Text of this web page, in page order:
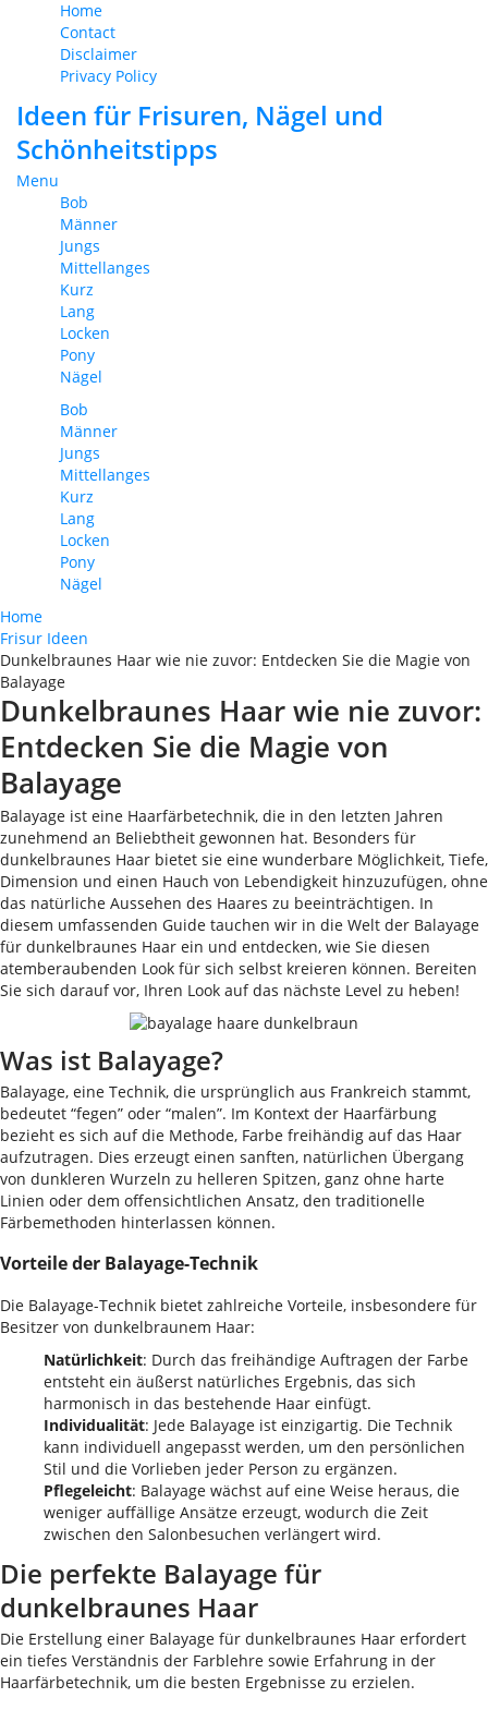
Home
Contact
Disclaimer
Privacy Policy
Ideen für Frisuren, Nägel und
Schönheitstipps
Menu
Bob
Männer
Jungs
Mittellanges
Kurz
Lang
Locken
Pony
Nägel
Bob
Männer
Jungs
Mittellanges
Kurz
Lang
Locken
Pony
Nägel
Home
Frisur Ideen
Dunkelbraunes Haar wie nie zuvor: Entdecken Sie die Magie von
Balayage
Dunkelbraunes Haar wie nie zuvor:
Entdecken Sie die Magie von
Balayage
Balayage ist eine Haarfärbetechnik, die in den letzten Jahren
zunehmend an Beliebtheit gewonnen hat. Besonders für
dunkelbraunes Haar bietet sie eine wunderbare Möglichkeit, Tiefe,
Dimension und einen Hauch von Lebendigkeit hinzuzufügen, ohne
das natürliche Aussehen des Haares zu beeinträchtigen. In
diesem umfassenden Guide tauchen wir in die Welt der Balayage
für dunkelbraunes Haar ein und entdecken, wie Sie diesen
atemberaubenden Look für sich selbst kreieren können. Bereiten
Sie sich darauf vor, Ihren Look auf das nächste Level zu heben!
Was ist Balayage?
Balayage, eine Technik, die ursprünglich aus Frankreich stammt,
bedeutet “fegen” oder “malen”. Im Kontext der Haarfärbung
bezieht es sich auf die Methode, Farbe freihändig auf das Haar
aufzutragen. Dies erzeugt einen sanften, natürlichen Übergang
von dunkleren Wurzeln zu helleren Spitzen, ganz ohne harte
Linien oder dem offensichtlichen Ansatz, den traditionelle
Färbemethoden hinterlassen können.
Vorteile der Balayage-Technik
Die Balayage-Technik bietet zahlreiche Vorteile, insbesondere für
Besitzer von dunkelbraunem Haar:
Natürlichkeit: Durch das freihändige Auftragen der Farbe
entsteht ein äußerst natürliches Ergebnis, das sich
harmonisch in das bestehende Haar einfügt.
Individualität: Jede Balayage ist einzigartig. Die Technik
kann individuell angepasst werden, um den persönlichen
Stil und die Vorlieben jeder Person zu ergänzen.
Pflegeleicht: Balayage wächst auf eine Weise heraus, die
weniger auffällige Ansätze erzeugt, wodurch die Zeit
zwischen den Salonbesuchen verlängert wird.
Die perfekte Balayage für
dunkelbraunes Haar
Die Erstellung einer Balayage für dunkelbraunes Haar erfordert
ein tiefes Verständnis der Farblehre sowie Erfahrung in der
Haarfärbetechnik, um die besten Ergebnisse zu erzielen.